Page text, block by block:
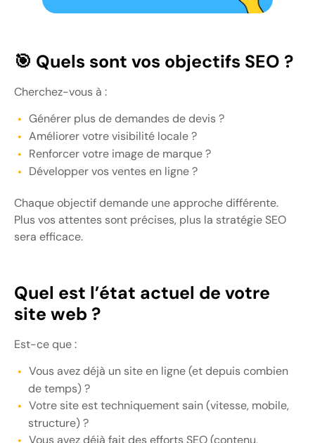
🎯 Quels sont vos objectifs SEO ?
Cherchez-vous à :
Générer plus de demandes de devis ?
Améliorer votre visibilité locale ?
Renforcer votre image de marque ?
Développer vos ventes en ligne ?
Chaque objectif demande une approche différente.
Plus vos attentes sont précises, plus la stratégie SEO
sera efficace.
Quel est l’état actuel de votre
site web ?
Est-ce que :
Vous avez déjà un site en ligne (et depuis combien
de temps) ?
Votre site est techniquement sain (vitesse, mobile,
structure) ?
Vous avez déjà fait des efforts SEO (contenu,